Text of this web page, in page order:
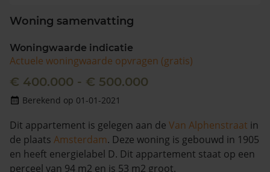
Woning samenvatting
Woningwaarde indicatie
Actuele woningwaarde opvragen (gratis)
€ 400.000 - € 500.000
Berekend op 01-01-2021
Dit appartement is gelegen aan de Van Alphenstraat in
de plaats Amsterdam. Deze woning is gebouwd in 1905
en heeft energielabel D. Dit appartement staat op een
perceel van 94 m2 en is 53 m2 groot.